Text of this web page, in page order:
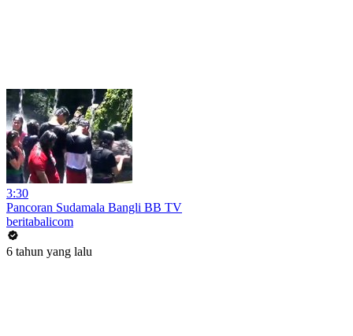
3:30
Pancoran Sudamala Bangli BB TV
beritabalicom
6 tahun yang lalu